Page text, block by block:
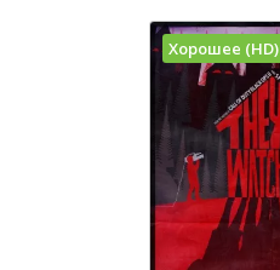
Хорошее (HD)